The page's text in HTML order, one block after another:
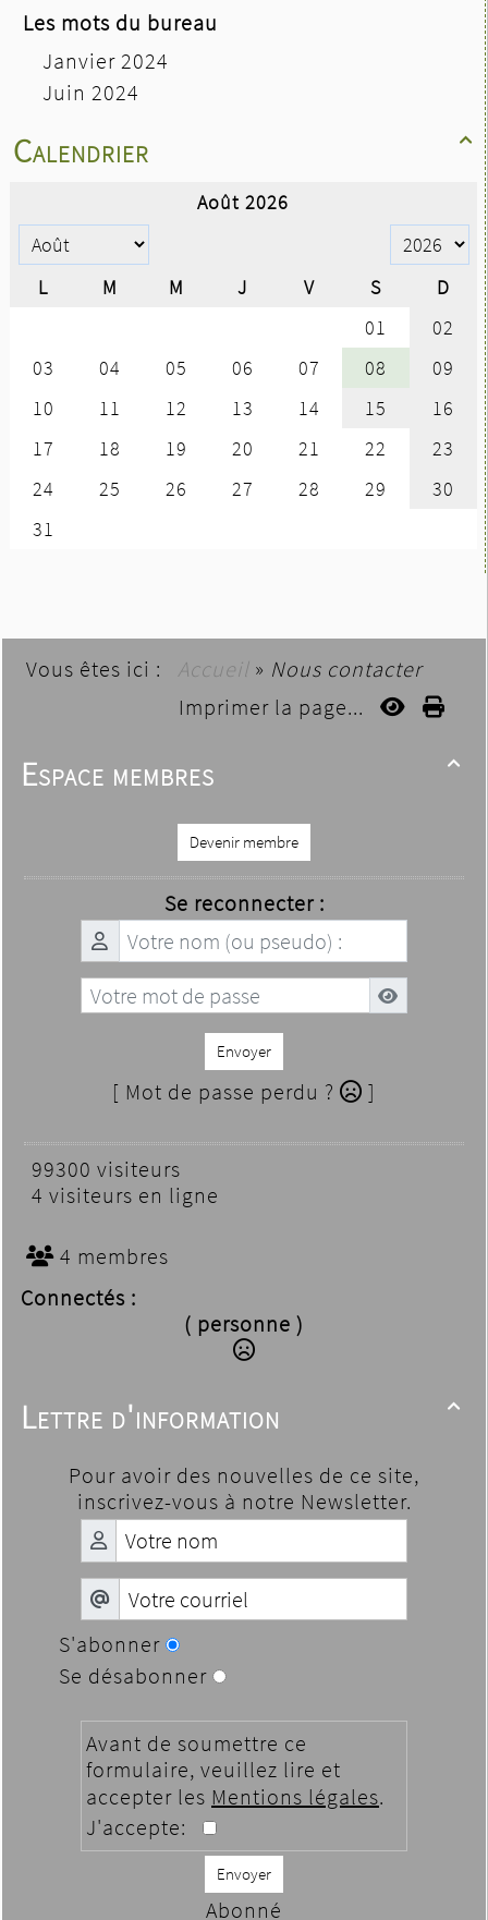
Les mots du bureau
Janvier 2024
Juin 2024

Calendrier
Vous êtes ici : Accueil » Nous contacter
Imprimer la page...

Espace membres
Devenir membre
Se reconnecter :
Envoyer
[ Mot de passe perdu ? ]
99300 visiteurs
4 visiteurs en ligne
4 membres
Connectés :
( personne )

Lettre d'information
Pour avoir des nouvelles de ce site,
inscrivez-vous à notre Newsletter.
S'abonner
Se désabonner
Avant de soumettre ce
formulaire, veuillez lire et
accepter les Mentions légales.
J'accepte:
Envoyer
Abonné